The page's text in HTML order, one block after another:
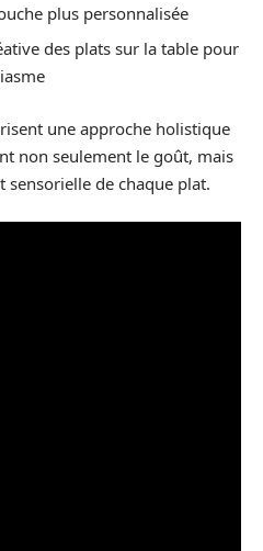
plus personnalisée
des plats sur la table pour
une approche holistique
non seulement le goût, mais
sensorielle de chaque plat.